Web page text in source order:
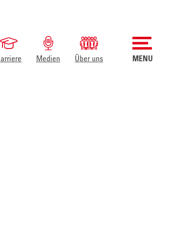
Medien Über uns MENU